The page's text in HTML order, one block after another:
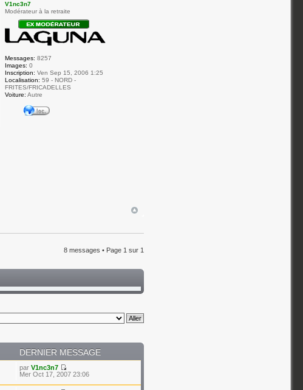
V1nc3n7
Modérateur à la retraite
Messages: 8257
Images: 0
Inscription: Ven Sep 15, 2006 1:25
Localisation: 59 - NORD -
FRITES/FRICADELLES
Voiture: Autre
8 messages • Page 1 sur 1
DERNIER MESSAGE
par V1nc3n7
Mer Oct 17, 2007 23:06